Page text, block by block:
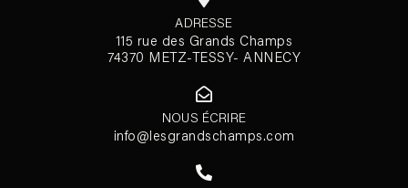
ADRESSE
115 rue des Grands Champs
74370 METZ-TESSY- ANNECY
NOUS ÉCRIRE
info@lesgrandschamps.com